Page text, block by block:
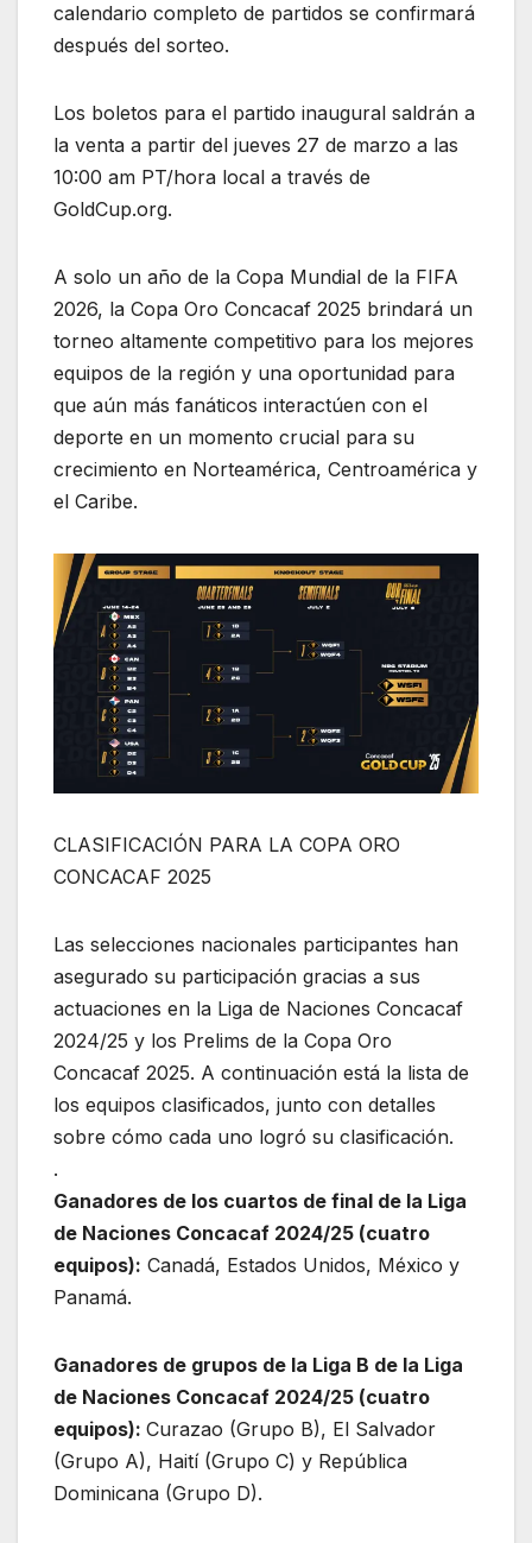
calendario completo de partidos se confirmará
después del sorteo.
Los boletos para el partido inaugural saldrán a
la venta a partir del jueves 27 de marzo a las
10:00 am PT/hora local a través de
GoldCup.org.
A solo un año de la Copa Mundial de la FIFA
2026, la Copa Oro Concacaf 2025 brindará un
torneo altamente competitivo para los mejores
equipos de la región y una oportunidad para
que aún más fanáticos interactúen con el
deporte en un momento crucial para su
crecimiento en Norteamérica, Centroamérica y
el Caribe.
CLASIFICACIÓN PARA LA COPA ORO
CONCACAF 2025
Las selecciones nacionales participantes han
asegurado su participación gracias a sus
actuaciones en la Liga de Naciones Concacaf
2024/25 y los Prelims de la Copa Oro
Concacaf 2025. A continuación está la lista de
los equipos clasificados, junto con detalles
sobre cómo cada uno logró su clasificación.
.
Ganadores de los cuartos de final de la Liga
de Naciones Concacaf 2024/25 (cuatro
equipos): Canadá, Estados Unidos, México y
Panamá.
Ganadores de grupos de la Liga B de la Liga
de Naciones Concacaf 2024/25 (cuatro
equipos): Curazao (Grupo B), El Salvador
(Grupo A), Haití (Grupo C) y República
Dominicana (Grupo D).